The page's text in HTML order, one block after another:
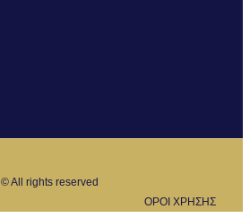
© All rights reserved
ΟΡΟΙ ΧΡΗΣΗΣ